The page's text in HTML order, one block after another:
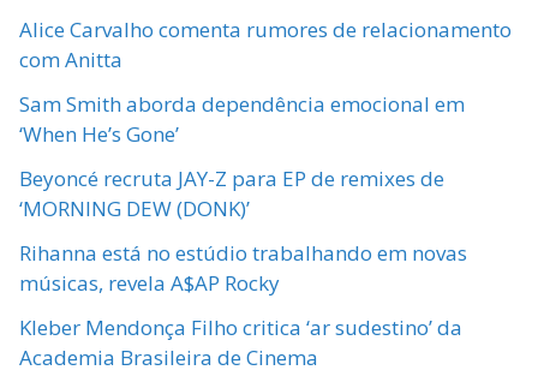
Alice Carvalho comenta rumores de relacionamento
com Anitta
Sam Smith aborda dependência emocional em
‘When He’s Gone’
Beyoncé recruta JAY-Z para EP de remixes de
‘MORNING DEW (DONK)’
Rihanna está no estúdio trabalhando em novas
músicas, revela A$AP Rocky
Kleber Mendonça Filho critica ‘ar sudestino’ da
Academia Brasileira de Cinema